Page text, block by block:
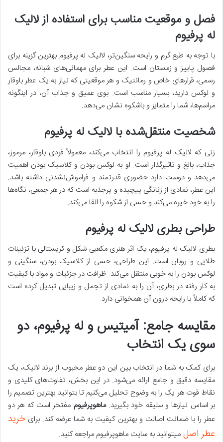
فصل و موقعیت مناسب برای استفاده از لالیک
له پرفیوم
با توجه به طبع گرم و رایحه سنگین‌تر، لالیک له پرفیوم بهترین گزینه برای
فصول پاییز و زمستان است. این عطر برای مهمانی‌های شبانه، مجالس
رسمی، قرارهای خاص و رمانتیک و هر موقعیتی که نیاز به یک عطر باوقار
و لوکس دارید، بسیار مناسب است. بوی عمیق و جذاب آن، در اینگونه
مراسم‌ها، شما را متمایز و باشکوه نشان می‌دهد.
شخصیت منتقل‌شده با لالیک له پرفیوم
زنی که لالیک له پرفیوم را انتخاب می‌کند، معمولاً فردی باوقار، مرموز،
جذاب، بالغ و تاثیرگذار است. او به لوکس بودن و کلاسیک بودن اهمیت
می‌دهد و دوست دارد حضوری قدرتمند و فراموش‌نشدنی داشته باشد.
این عطر، نمادی از زنانگی پیچیده و پرجذبه است که در هر جمعی، نگاه‌ها
را به خود خیره می‌کند و حسی از شکوه را القا می‌کند.
طراحی بطری لالیک له پرفیوم
بطری لالیک له پرفیوم، یک اثر هنری مکعبی شکل و کریستالی با تزئینات
طلایی و روبان است. این طراحی، حسی از کلاسیک بودن، سنگینی و
لوکس بودن را به خوبی منتقل می‌کند. ظرافت در جزئیات و مواد با کیفیت
به کار رفته در بطری، آن را به نمادی از تجمل و زیبایی تبدیل کرده است
که کاملاً با رایحه درون آن همخوانی دارد.
مقایسه جامع: آمیتیس و له پرفیوم، دو
سوی یک انتخاب
برای کمک به شما در انتخاب بین این دو عطر محبوب از برند لالیک، یک
مقایسه دقیق و جامع ارائه می‌شود. در این بخش، تفاوت‌های کلیدی و
نقاط قوت هر یک را به وضوح تحلیل می‌کنیم تا بتوانید بهترین تصمیم را
بر اساس نیازها و سلیقه خود بگیرید.ماهوپرفیوم مفتخر است که هر دو
عطر را با ضمانت اصالت و بهترین کیفیت به شما عرضه کند. برای خرید
عطر اصل میتوانید به سایت ماهوپرفیوم مراجعه کنید.